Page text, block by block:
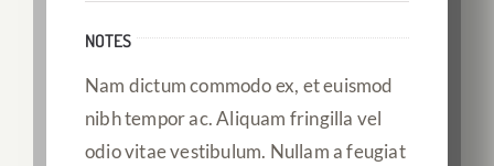
NOTES
Nam dictum commodo ex, et euismod
nibh tempor ac. Aliquam fringilla vel
odio vitae vestibulum. Nullam a feugiat